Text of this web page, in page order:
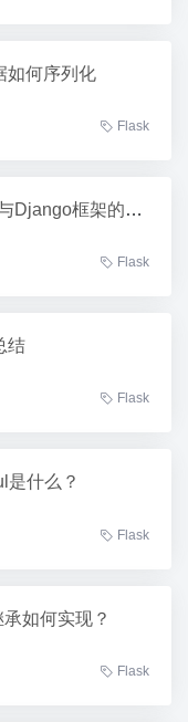
如何序列化
Flask
Flask框架简介，与Django框架的区别
Flask
结
Flask
是什么？
Flask
如何实现？
Flask